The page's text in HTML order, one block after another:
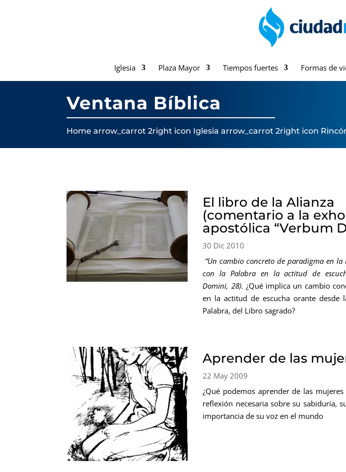
Iglesia Plaza Mayor Tiempos fuertes Formas de
Ventana Bíblica
Home arrow_carrot 2right icon Iglesia arrow_carrot 2right icon
El libro de la Alianza
(comentario a la
apostólica “Verbum
30 Dic 2010
“Un cambio concreto de paradigma en la
con la Palabra en la actitud de
Domini, 28). ¿Qué implica un cambio
en la actitud de escucha orante desde
Palabra, del Libro sagrado?
Aprender de las
22 May 2009
¿Qué podemos aprender de las mujeres
reflexión necesaria sobre su sabiduría,
importancia de su voz en el mundo